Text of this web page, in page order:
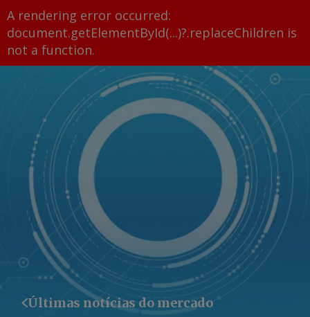
A rendering error occurred:
document.getElementById(...)?.replaceChildren is
not a function.
Últimas notícias do mercado